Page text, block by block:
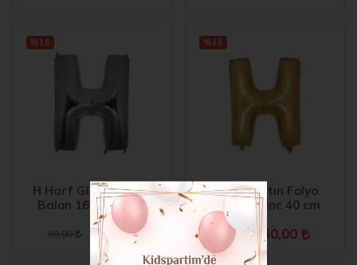
H Harf Gümüş Folyo
Balon 16 inc 40 cm
60,00 50,00
%16
H Harf Altın Folyo
Balon 16 inc 40 cm
60,00 50,00
%16